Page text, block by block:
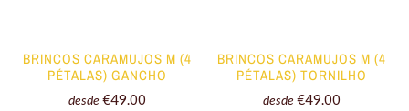
BRINCOS CARAMUJOS M (4
PÉTALAS) GANCHO
desde €49.00
BRINCOS CARAMUJOS M (4
PÉTALAS) TORNILHO
desde €49.00